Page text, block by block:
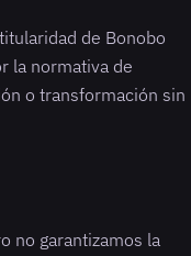
de Bonobo
la normativa de
o transformación sin
no garantizamos la